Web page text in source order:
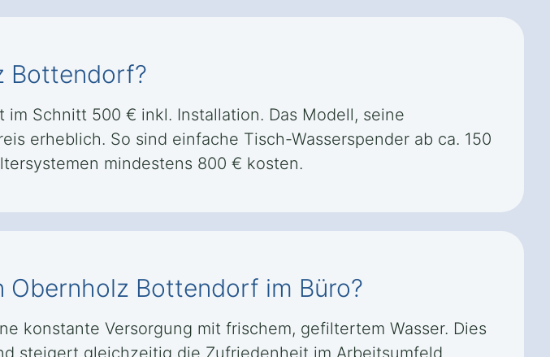
Bottendorf?
Schnitt 500 € inkl. Installation. Das Modell, seine
erheblich. So sind einfache Tisch-Wasserspender ab ca. 150
mindestens 800 € kosten.
Obernholz Bottendorf im Büro?
konstante Versorgung mit frischem, gefiltertem Wasser. Dies
steigert gleichzeitig die Zufriedenheit im Arbeitsumfeld.